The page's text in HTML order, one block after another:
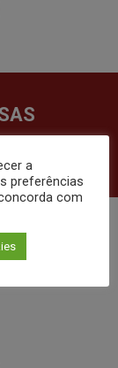
a
preferências
com